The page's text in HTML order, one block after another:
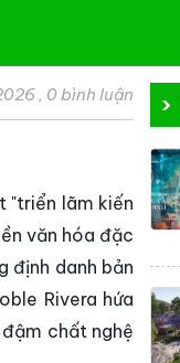
, 0 bình luận
"triển lãm kiến
văn hóa đặc
định danh bản
Rivera hứa
chất nghệ